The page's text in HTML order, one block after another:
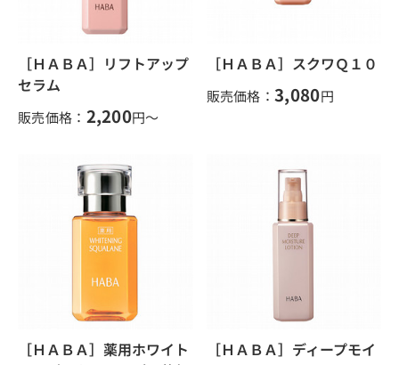
［ＨＡＢＡ］リフトアップ
セラム
販売価格： 2,200円～
［ＨＡＢＡ］スクワＱ１０
販売価格： 3,080円
［ＨＡＢＡ］薬用ホワイト
［ＨＡＢＡ］ディープモイ